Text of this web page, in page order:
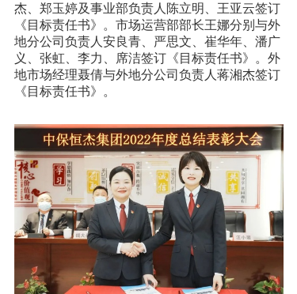
杰、郑玉婷及事业部负责人陈立明、王亚云签订
《目标责任书》。市场运营部部长王娜分别与外
地分公司负责人安良青、严思文、崔华年、潘广
义、张虹、李力、席洁签订《目标责任书》。外
地市场经理聂倩与外地分公司负责人蒋湘杰签订
《目标责任书》。